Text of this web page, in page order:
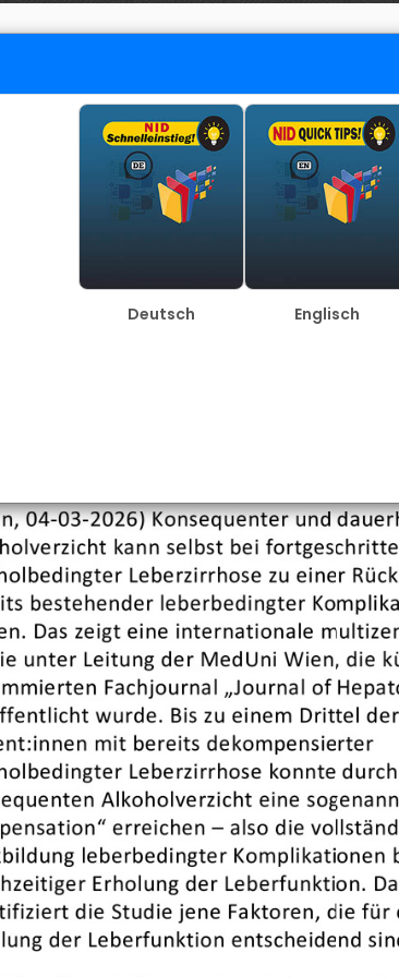
+
Objekt hinzufügen